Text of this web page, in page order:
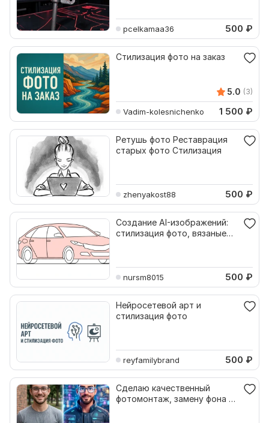
pcelkamaa36 500 ₽
Стилизация фото на заказ
5.0 (3)
Vadim-kolesnichenko 1 500 ₽
Ретушь фото Реставрация
старых фото Стилизация
zhenyakost88 500 ₽
Создание AI-изображений:
стилизация фото, вязаные
nursm8015 500 ₽
Нейросетевой арт и
стилизация фото
reyfamilybrand 500 ₽
Сделаю качественный
фотомонтаж, замену фона и